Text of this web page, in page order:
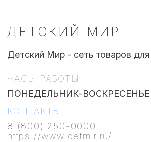
ДЕТСКИЙ МИР
Детский Мир - сеть товаров для
ЧАСЫ РАБОТЫ
ПОНЕДЕЛЬНИК-ВОСКРЕСЕНЬЕ
КОНТАКТЫ
8 (800) 250-0000
https://www.detmir.ru/